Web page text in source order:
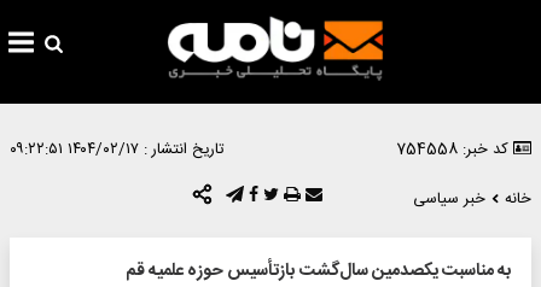
کد خبر: 754558 تاریخ انتشار : ۱۴۰۴/۰۲/۱۷ ۰۹:۲۲:۵۱
خانه
خبر سیاسی
به مناسبت یکصدمین سال‌گشت بازتأسیس حوزه علمیه قم